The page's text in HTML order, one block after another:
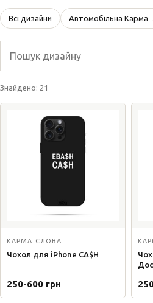
Всі дизайни Автомобільна Карма
Знайдено: 21
КАРМА СЛОВА
Чохол для iPhone CA$H
250-600 грн